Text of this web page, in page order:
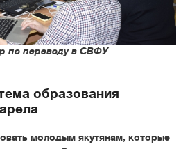
по переводу в СВФУ
образования
молодым якутянам, которые